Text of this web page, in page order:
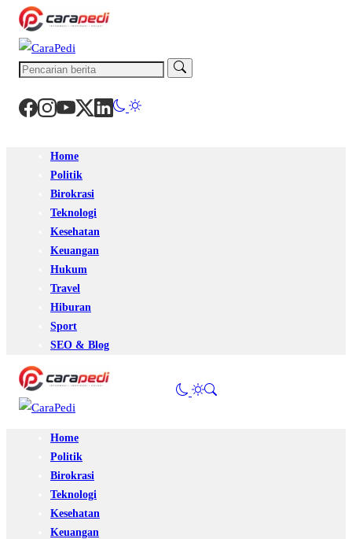
Home
Politik
Birokrasi
Teknologi
Kesehatan
Keuangan
Hukum
Travel
Hiburan
Sport
SEO & Blog
Home
Politik
Birokrasi
Teknologi
Kesehatan
Keuangan